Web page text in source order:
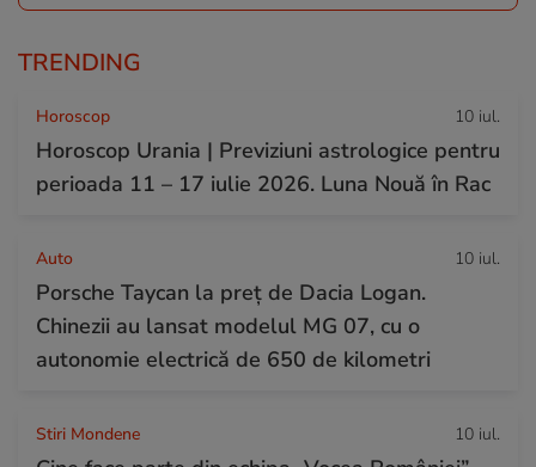
TRENDING
Horoscop 10 iul.
Horoscop Urania | Previziuni astrologice pentru
perioada 11 – 17 iulie 2026. Luna Nouă în Rac
Auto 10 iul.
Porsche Taycan la preț de Dacia Logan.
Chinezii au lansat modelul MG 07, cu o
autonomie electrică de 650 de kilometri
Stiri Mondene 10 iul.